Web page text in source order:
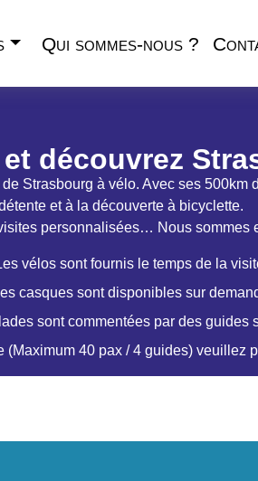
Qui sommes-nous ?
découvrez
Strasbourg à vélo. Avec ses
et à la découverte à bicyclette.
personnalisées… Nous sommes
vélos sont fournis le temps de la
casques sont disponibles sur
sont commentées par des guides
(Maximum 40 pax / 4 guides) veuillez